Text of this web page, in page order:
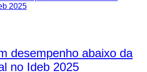
desempenho abaixo da
no Ideb 2025